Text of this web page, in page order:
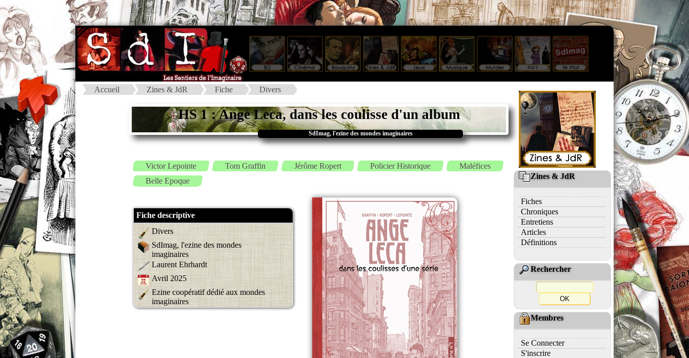
Accueil Zines & JdR Fiche Divers
HS 1 : Ange Leca, dans les coulisse d'un album
SdImag, l'ezine des mondes imaginaires
Victor Lepointe Tom Graffin Jérôme Ropert Policier Historique
Maléfices
Belle Epoque
Fiche descriptive
Divers
SdImag, l'ezine des mondes
imaginaires
Laurent Ehrhardt
Avril 2025
Ezine coopératif dédié aux mondes
imaginaires
Zines & JdR
Fiches
Chroniques
Entretiens
Articles
Définitions
Rechercher
Membres
Se Connecter
S'inscrire